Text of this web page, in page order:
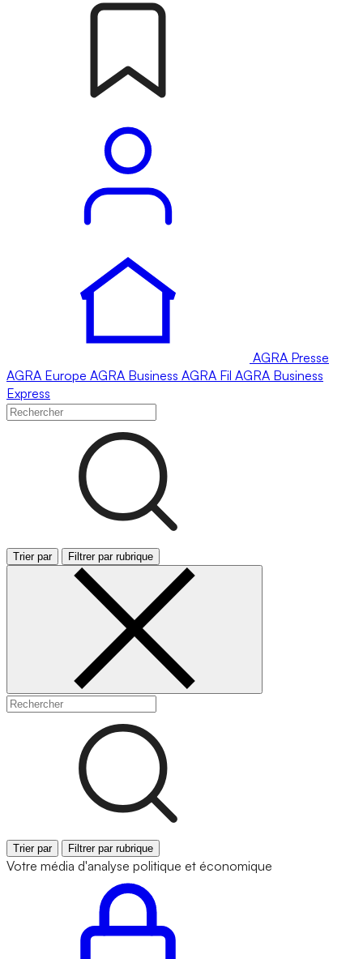
AGRA Presse
AGRA Europe AGRA Business AGRA Fil AGRA Business
Express
Trier par Filtrer par rubrique
Trier par Filtrer par rubrique
Votre média d'analyse politique et économique